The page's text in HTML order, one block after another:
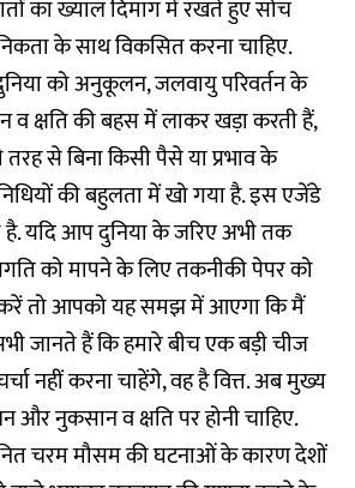
का ख्याल दिमाग में रखते हुए सोच
के साथ विकसित करना चाहिए.
को अनुकूलन, जलवायु परिवर्तन के
व क्षति की बहस में लाकर खड़ा करती हैं,
से बिना किसी पैसे या प्रभाव के
की बहुलता में खो गया है. इस एजेंडे
यदि आप दुनिया के जरिए अभी तक
को मापने के लिए तकनीकी पेपर को
तो आपको यह समझ में आएगा कि मैं
जानते हैं कि हमारे बीच एक बड़ी चीज
नहीं करना चाहेंगे, वह है वित्त. अब मुख्य
और नुकसान व क्षति पर होनी चाहिए.
चरम मौसम की घटनाओं के कारण देशों